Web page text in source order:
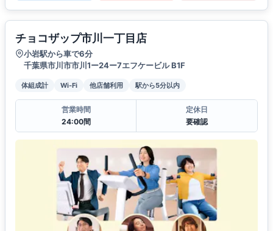
チョコザップ市川一丁目店
小岩駅から車で6分
千葉県市川市市川1ー24ー7エフケービル B1F
体組成計 Wi-Fi 他店舗利用 駅から5分以内
営業時間
24:00間
定休日
要確認